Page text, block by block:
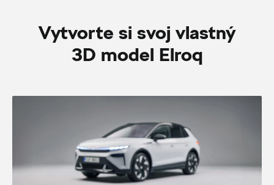
Vytvorte si svoj vlastný
3D model Elroq